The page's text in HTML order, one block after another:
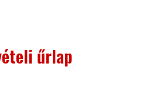
űrlap